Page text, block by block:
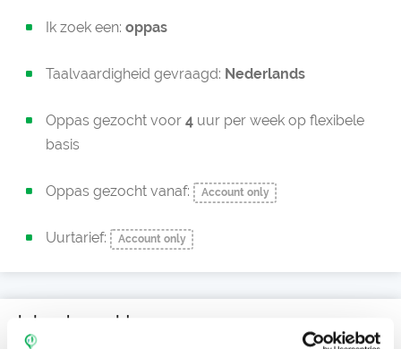
Ik zoek een: oppas
Taalvaardigheid gevraagd: Nederlands
Oppas gezocht voor 4 uur per week op flexibele
basis
Oppas gezocht vanaf: Account only
Uurtarief: Account only
Jolanda zoekt een oppas voor: